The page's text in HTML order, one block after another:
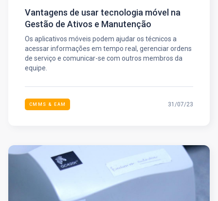
Vantagens de usar tecnologia móvel na
Gestão de Ativos e Manutenção
Os aplicativos móveis podem ajudar os técnicos a
acessar informações em tempo real, gerenciar ordens
de serviço e comunicar-se com outros membros da
equipe.
CMMS & EAM 31/07/23